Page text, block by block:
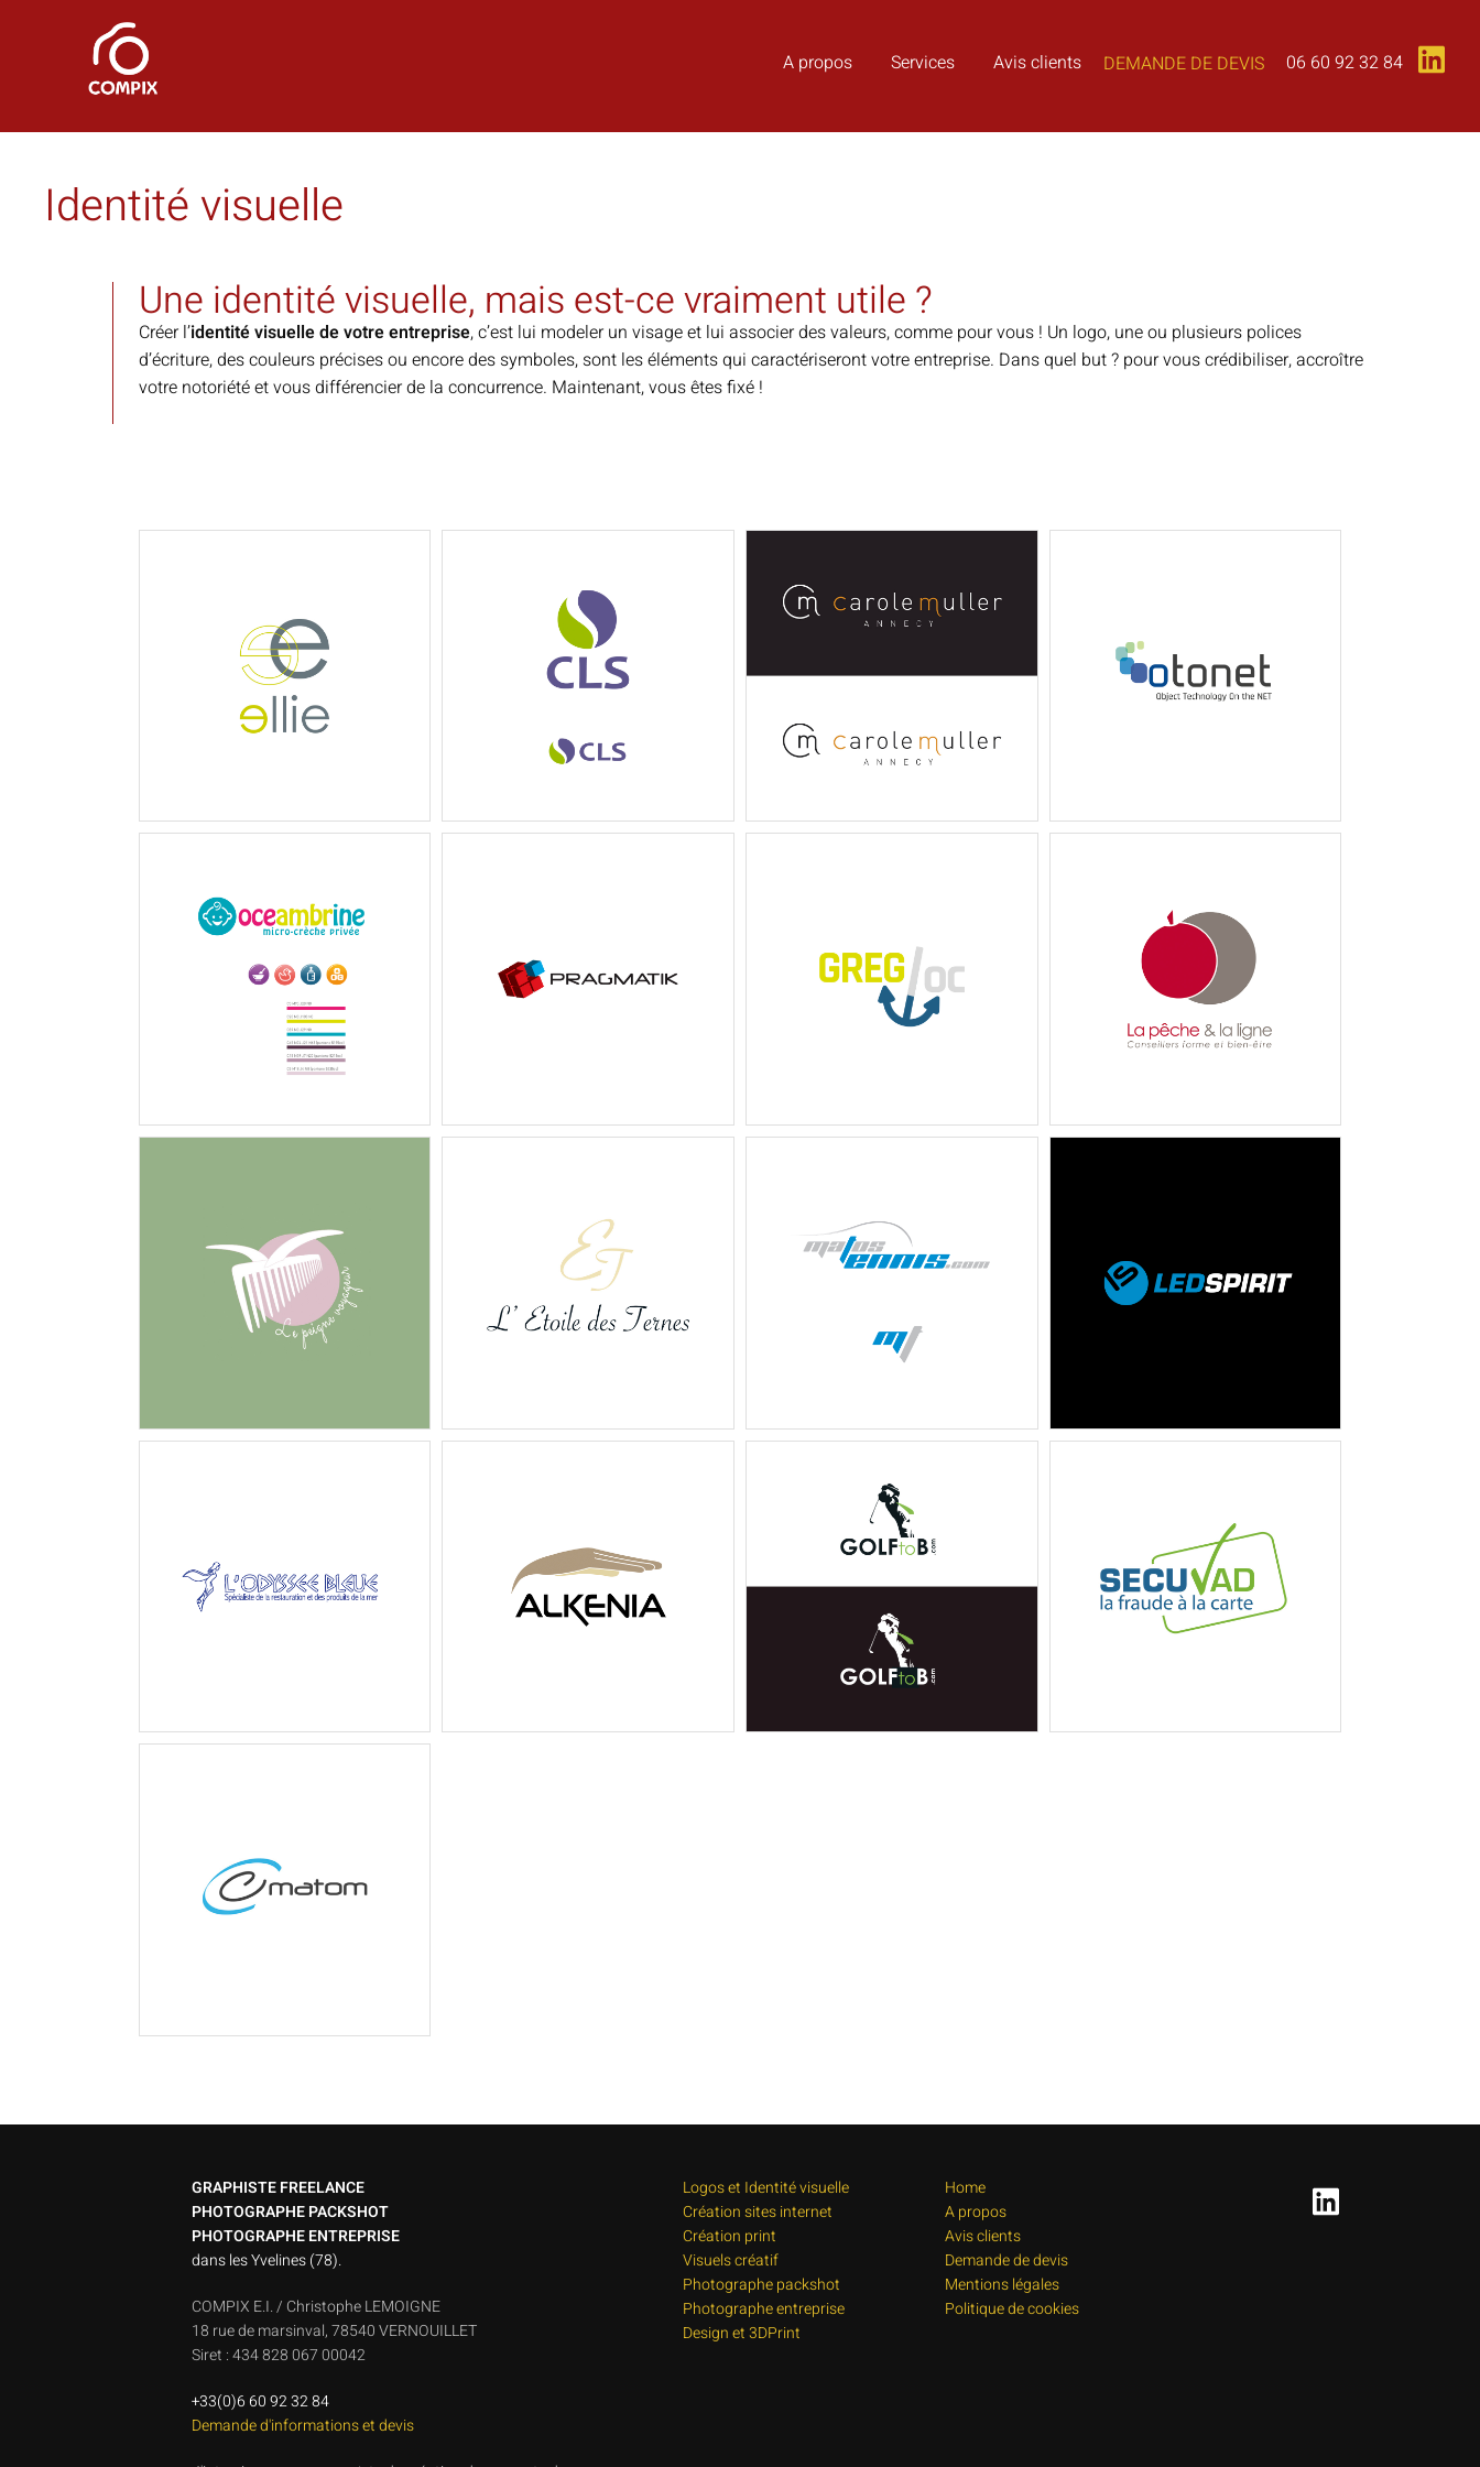
A propos Services Avis clients DEMANDE DE DEVIS 06 60 92 32 84
Identité visuelle
Une identité visuelle, mais est-ce vraiment utile ?
Créer l’identité visuelle de votre entreprise, c’est lui modeler un visage et lui associer des valeurs, comme pour vous ! Un logo, une ou plusieurs polices
d’écriture, des couleurs précises ou encore des symboles, sont les éléments qui caractériseront votre entreprise. Dans quel but ? pour vous crédibiliser, accroître
votre notoriété et vous différencier de la concurrence. Maintenant, vous êtes fixé !
GRAPHISTE FREELANCE
PHOTOGRAPHE PACKSHOT
PHOTOGRAPHE ENTREPRISE
dans les Yvelines (78).
COMPIX E.I. / Christophe LEMOIGNE
18 rue de marsinval, 78540 VERNOUILLET
Siret : 434 828 067 00042
+33(0)6 60 92 32 84
Demande d'informations et devis
Logos et Identité visuelle
Création sites internet
Création print
Visuels créatif
Photographe packshot
Photographe entreprise
Design et 3DPrint
Home
A propos
Avis clients
Demande de devis
Mentions légales
Politique de cookies